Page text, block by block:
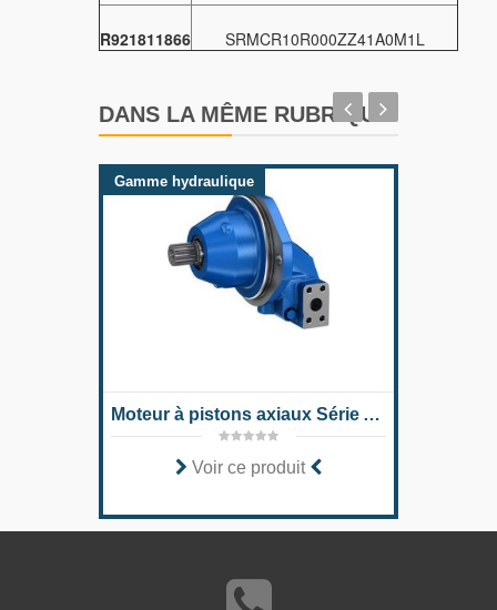
R921811866 SRMCR10R000ZZ41A0M1L
DANS LA MÊME RUBRIQUE
Gamme hydraulique
Moteur à pistons axiaux Série A2FE 70
Voir ce produit